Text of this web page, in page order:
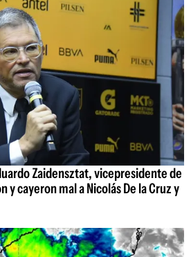
Zaidensztat, vicepresidente de
y cayeron mal a Nicolás De la Cruz y